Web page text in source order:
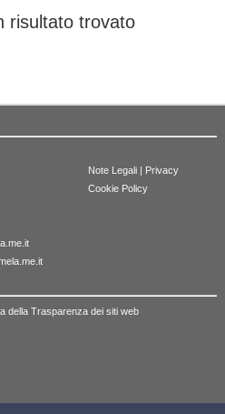
risultato trovato
Note Legali | Privacy
Cookie Policy
della Trasparenza dei siti web